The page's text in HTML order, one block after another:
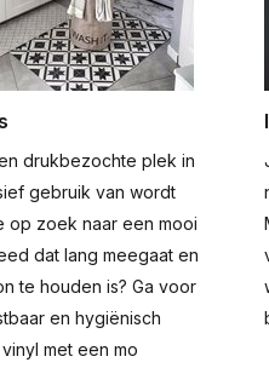
drukbezochte plek in
gebruik van wordt
op zoek naar een mooi
dat lang meegaat en
te houden is? Ga voor
en hygiënisch
met een mo